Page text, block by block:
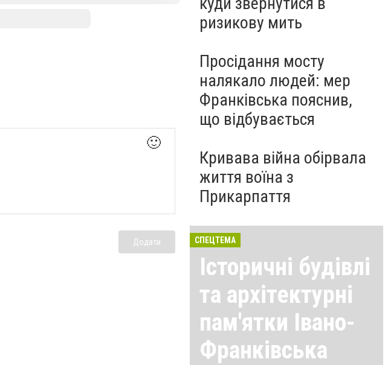
🙂
Додати
ризикову мить
Просідання мосту
налякало людей: мер
Франківська пояснив,
що відбувається
Кривава війна обірвала
життя воїна з
Прикарпаття
СПЕЦТЕМА
Історичні будівлі
та архітектурні
пам'ятки Івано-
Франківська